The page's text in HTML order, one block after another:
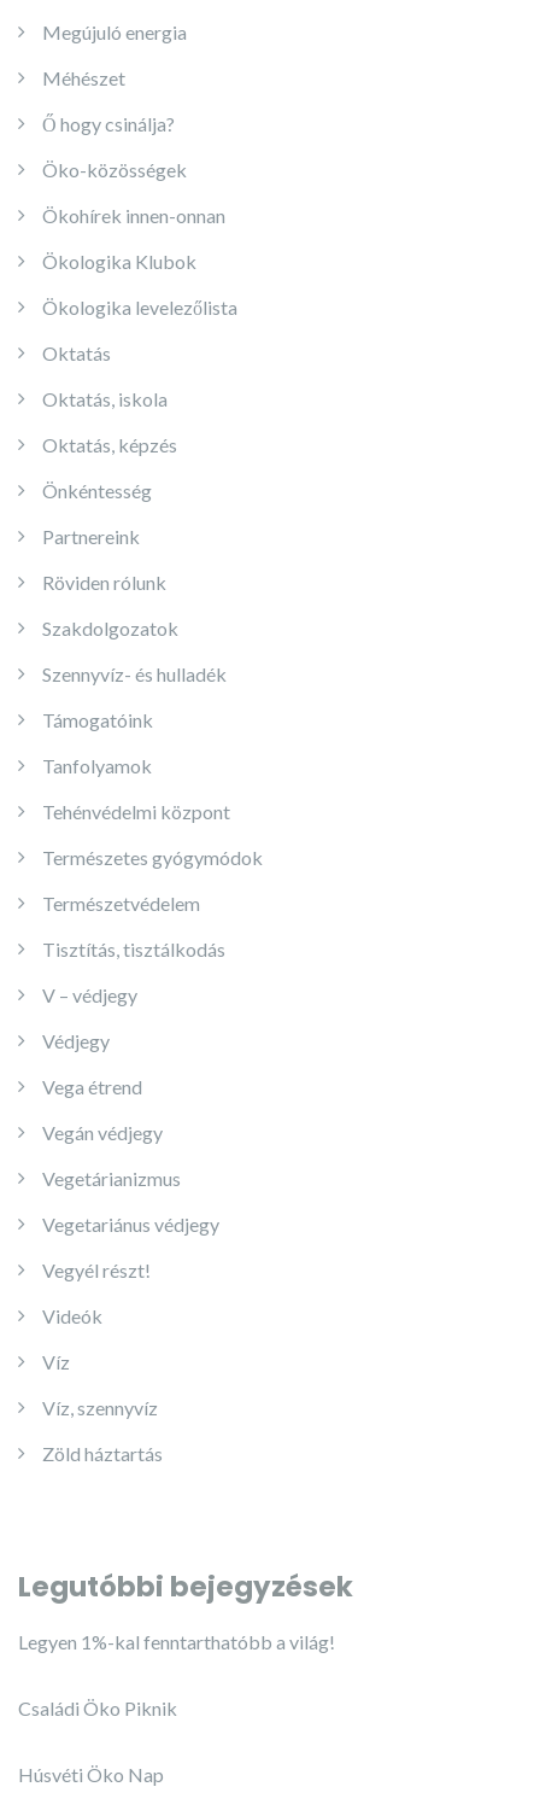
Megújuló energia
Méhészet
Ő hogy csinálja?
Öko-közösségek
Ökohírek innen-onnan
Ökologika Klubok
Ökologika levelezőlista
Oktatás
Oktatás, iskola
Oktatás, képzés
Önkéntesség
Partnereink
Röviden rólunk
Szakdolgozatok
Szennyvíz- és hulladék
Támogatóink
Tanfolyamok
Tehénvédelmi központ
Természetes gyógymódok
Természetvédelem
Tisztítás, tisztálkodás
V – védjegy
Védjegy
Vega étrend
Vegán védjegy
Vegetárianizmus
Vegetariánus védjegy
Vegyél részt!
Videók
Víz
Víz, szennyvíz
Zöld háztartás
Legutóbbi bejegyzések
Legyen 1%-kal fenntarthatóbb a világ!
Családi Öko Piknik
Húsvéti Öko Nap